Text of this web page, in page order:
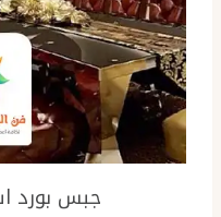
جبس بورد